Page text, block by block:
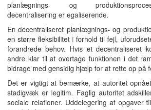
planlægnings- og
decentralisering er egaliserende.
En decentraliseret planlægnings- og
en større fleksibilitet i forhold til fejl,
forandrede behov. Hvis et decentraliseret
andre klar til at overtage funktionen i det
bidrage med gensidig hjælp for at rette op på
Det er vigtigt at bemærke, at autoritet
stadigvæk er legitim. Faglig autoritet
sociale relationer. Uddelegering af opgaver